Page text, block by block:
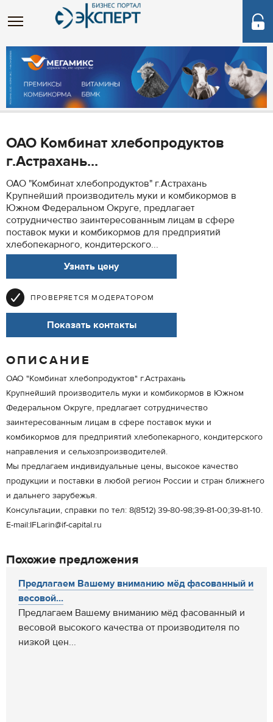
ОАО Комбинат хлебопродуктов
г.Астрахань...
ОАО "Комбинат хлебопродуктов" г.Астрахань
Крупнейший производитель муки и комбикормов в
Южном Федеральном Округе, предлагает
сотрудничество заинтересованным лицам в сфере
поставок муки и комбикормов для предприятий
хлебопекарного, кондитерского...
Узнать цену
ПРОВЕРЯЕТСЯ МОДЕРАТОРОМ
Показать контакты
ОПИСАНИЕ
ОАО "Комбинат хлебопродуктов" г.Астрахань
Крупнейший производитель муки и комбикормов в Южном
Федеральном Округе, предлагает сотрудничество
заинтересованным лицам в сфере поставок муки и
комбикормов для предприятий хлебопекарного, кондитерского
направления и сельхозпроизводителей.
Мы предлагаем индивидуальные цены, высокое качество
продукции и поставки в любой регион России и стран ближнего
и дальнего зарубежья.
Консультации, справки по тел: 8(8512) 39-80-98;39-81-00;39-81-10.
Е-mail:IFLarin@if-capital.ru
Похожие предложения
Предлагаем Вашему вниманию мёд фасованный и
весовой...
Предлагаем Вашему вниманию мёд фасованный и
весовой высокого качества от производителя по
низкой цен...